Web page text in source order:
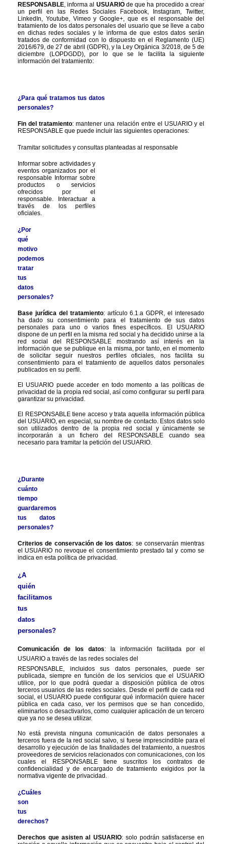
RESPONSABLE , informa al USUARIO de que ha procedido a crear
un perfil en las Redes Sociales Facebook, Instagram, Twitter,
LinkedIn, Youtube, Vimeo y Google+, que es el responsable del
tratamiento de los datos personales del usuario que se lleve a cabo
en dichas redes sociales y le informa de que estos datos serán
tratados de conformidad con lo dispuesto en el Reglamento (UE)
2016/679, de 27 de abril (GDPR), y la Ley Orgánica 3/2018, de 5 de
diciembre (LOPDGDD), por lo que se le facilita la siguiente
información del tratamiento:
¿Para qué tratamos tus datos
personales?
Fin del tratamiento: mantener una relación entre el USUARIO y el
RESPONSABLE que puede incluir las siguientes operaciones:
Tramitar solicitudes y consultas planteadas al responsable
Informar sobre actividades y
eventos organizados por el
responsable Informar sobre
productos o servicios
ofrecidos por el
responsable. Interactuar a
través de los perfiles
oficiales.
¿Por
qué
motivo
podemos
tratar
tus
datos
personales?
Base jurídica del tratamiento: artículo 6.1.a GDPR, el interesado
ha dado su consentimiento para el tratamiento de sus datos
personales para uno o varios fines específicos. El USUARIO
dispone de un perfil en la misma red social y ha decidido unirse a la
red social del RESPONSABLE mostrando así interés en la
información que se publique en la misma, por tanto, en el momento
de solicitar seguir nuestros perfiles oficiales, nos facilita su
consentimiento para el tratamiento de aquellos datos personales
publicados en su perfil.
El USUARIO puede acceder en todo momento a las políticas de
privacidad de la propia red social, así como configurar su perfil para
garantizar su privacidad.
El RESPONSABLE tiene acceso y trata aquella información pública
del USUARIO, en especial, su nombre de contacto. Estos datos solo
son utilizados dentro de la propia red social y únicamente se
incorporarán a un fichero del RESPONSABLE cuando sea
necesario para tramitar la petición del USUARIO.
¿Durante
cuánto
tiempo
guardaremos
tus datos
personales?
Criterios de conservación de los datos: se conservarán mientras
el USUARIO no revoque el consentimiento prestado tal y como se
indica en esta política de privacidad.
¿A
quién
facilitamos
tus
datos
personales?
Comunicación de los datos: la información facilitada por el
USUARIO a través de las redes sociales del
RESPONSABLE, incluidos sus datos personales, puede ser
publicada, siempre en función de los servicios que el USUARIO
utilice, por lo que podrá quedar a disposición pública de otros
terceros usuarios de las redes sociales. Desde el perfil de cada red
social, el USUARIO puede configurar qué información quiere hacer
pública en cada caso, ver los permisos que se han concedido,
eliminarlos o desactivarlos, como cualquier aplicación de un tercero
que ya no se desea utilizar.
No está prevista ninguna comunicación de datos personales a
terceros fuera de la red social salvo, si fuese imprescindible para el
desarrollo y ejecución de las finalidades del tratamiento, a nuestros
proveedores de servicios relacionados con comunicaciones, con los
cuales el RESPONSABLE tiene suscritos los contratos de
confidencialidad y de encargado de tratamiento exigidos por la
normativa vigente de privacidad.
¿Cuáles
son
tus
derechos?
Derechos que asisten al USUARIO: solo podrán satisfacerse en